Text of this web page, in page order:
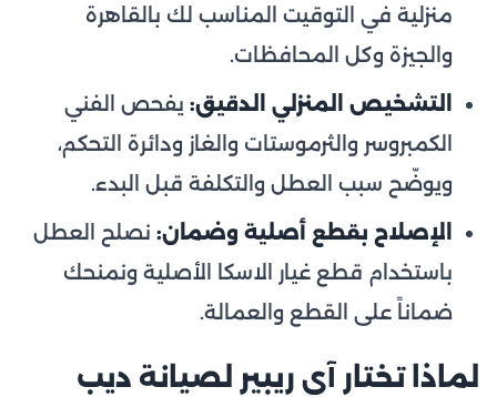
منزلية في التوقيت المناسب لك بالقاهرة
والجيزة وكل المحافظات.
التشخيص المنزلي الدقيق: يفحص الفني
الكمبروسر والثرموستات والغاز ودائرة التحكم،
ويوضّح سبب العطل والتكلفة قبل البدء.
الإصلاح بقطع أصلية وضمان: نصلح العطل
باستخدام قطع غيار الاسكا الأصلية ونمنحك
ضماناً على القطع والعمالة.
لماذا تختار آي ريبير لصيانة ديب